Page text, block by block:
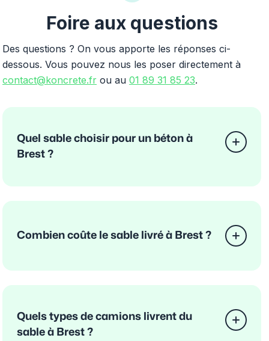
Foire aux questions
Des questions ? On vous apporte les réponses ci-
dessous. Vous pouvez nous les poser directement à
contact@koncrete.fr ou au 01 89 31 85 23.
Quel sable choisir pour un béton à
Brest ?
Combien coûte le sable livré à Brest ?
Quels types de camions livrent du
sable à Brest ?